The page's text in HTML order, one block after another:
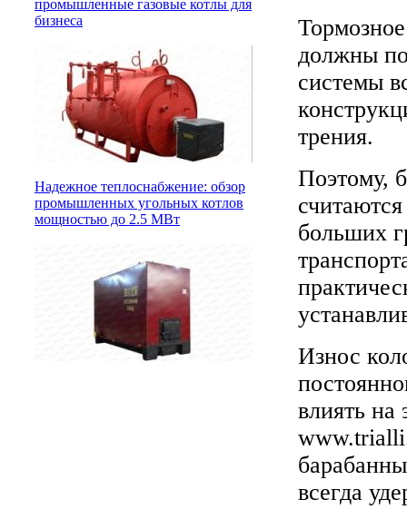
промышленные газовые котлы для
бизнеса
Надежное теплоснабжение: обзор
промышленных угольных котлов
мощностью до 2.5 МВт
должны
системы
трения.
Поэтому,
больших
Износ
влиять на
всегда